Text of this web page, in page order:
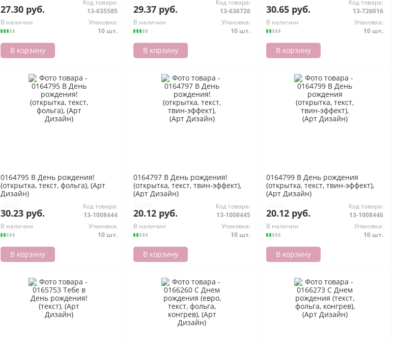
27.30 руб.
Код товара:
13-635585
В наличии
Упаковка:
10 шт.
В корзину
29.37 руб.
Код товара:
13-636726
В наличии
Упаковка:
10 шт.
В корзину
30.65 руб.
Код товара:
13-726016
В наличии
Упаковка:
10 шт.
В корзину
0164795 В День рождения!
(открытка, текст, фольга), (Арт
Дизайн)
30.23 руб.
Код товара:
13-1008444
В наличии
Упаковка:
10 шт.
В корзину
0164797 В День рождения!
(открытка, текст, твин-эффект),
(Арт Дизайн)
20.12 руб.
Код товара:
13-1008445
В наличии
Упаковка:
10 шт.
В корзину
0164799 В День рождения
(открытка, текст, твин-эффект),
(Арт Дизайн)
20.12 руб.
Код товара:
13-1008446
В наличии
Упаковка:
10 шт.
В корзину